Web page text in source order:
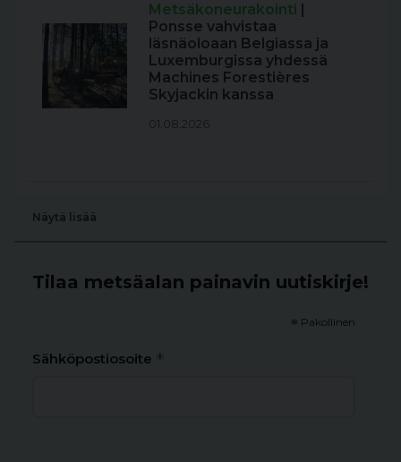
Metsäkoneurakointi
Ponsse vahvistaa
läsnäoloaan Belgiassa ja
Luxemburgissa yhdessä
Machines Forestières
Skyjackin kanssa
01.08.2026
Näytä lisää
Tilaa metsäalan painavin uutiskirje!
* Pakollinen
Sähköpostiosoite *